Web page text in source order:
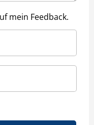
mein Feedback.